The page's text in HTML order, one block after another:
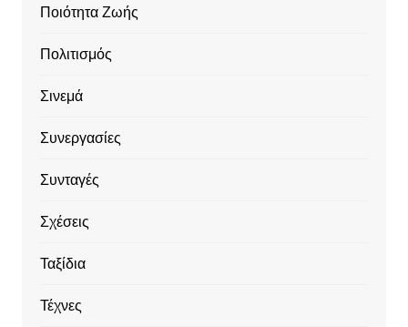
Ποιότητα Ζωής
Πολιτισμός
Σινεμά
Συνεργασίες
Συνταγές
Σχέσεις
Ταξίδια
Τέχνες